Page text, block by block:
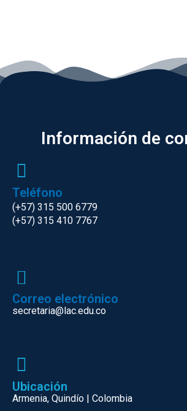
Información de
Teléfono
(+57) 315 500 6779
(+57) 315 410 7767
Correo electrónico
secretaria@lac.edu.co
Ubicación
Armenia, Quindío | Colombia